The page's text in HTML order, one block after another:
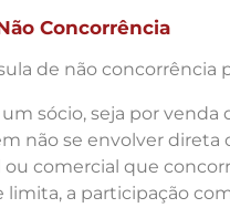
Concorrência
de não concorrência
um sócio, seja por
não se envolver
comercial que
limita, a participação